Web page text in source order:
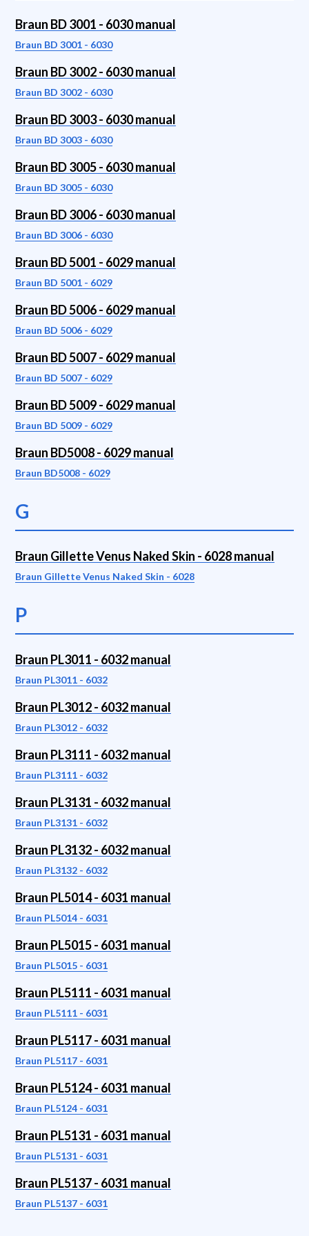
Braun BD 3001 - 6030 manual
Braun BD 3001 - 6030
Braun BD 3002 - 6030 manual
Braun BD 3002 - 6030
Braun BD 3003 - 6030 manual
Braun BD 3003 - 6030
Braun BD 3005 - 6030 manual
Braun BD 3005 - 6030
Braun BD 3006 - 6030 manual
Braun BD 3006 - 6030
Braun BD 5001 - 6029 manual
Braun BD 5001 - 6029
Braun BD 5006 - 6029 manual
Braun BD 5006 - 6029
Braun BD 5007 - 6029 manual
Braun BD 5007 - 6029
Braun BD 5009 - 6029 manual
Braun BD 5009 - 6029
Braun BD5008 - 6029 manual
Braun BD5008 - 6029
G
Braun Gillette Venus Naked Skin - 6028 manual
Braun Gillette Venus Naked Skin - 6028
P
Braun PL3011 - 6032 manual
Braun PL3011 - 6032
Braun PL3012 - 6032 manual
Braun PL3012 - 6032
Braun PL3111 - 6032 manual
Braun PL3111 - 6032
Braun PL3131 - 6032 manual
Braun PL3131 - 6032
Braun PL3132 - 6032 manual
Braun PL3132 - 6032
Braun PL5014 - 6031 manual
Braun PL5014 - 6031
Braun PL5015 - 6031 manual
Braun PL5015 - 6031
Braun PL5111 - 6031 manual
Braun PL5111 - 6031
Braun PL5117 - 6031 manual
Braun PL5117 - 6031
Braun PL5124 - 6031 manual
Braun PL5124 - 6031
Braun PL5131 - 6031 manual
Braun PL5131 - 6031
Braun PL5137 - 6031 manual
Braun PL5137 - 6031